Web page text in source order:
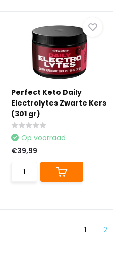
Perfect Keto Daily
Electrolytes Zwarte Kers
(301 gr)
Op voorraad
€39,99
1 2